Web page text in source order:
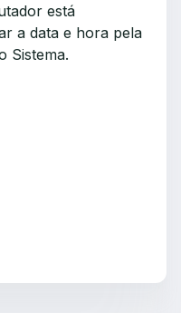
está
a data e hora pela
Sistema.